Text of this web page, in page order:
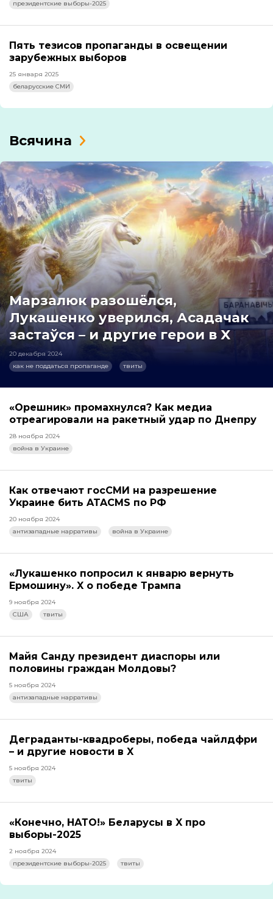
президентские выборы-2025
Пять тезисов пропаганды в освещении
зарубежных выборов
25 января 2025
беларусские СМИ
Всячина
Марзалюк разошёлся,
Лукашенко уверился, Асадачак
застаўся – и другие герои в X
20 декабря 2024
как не поддаться пропаганде
твиты
«Орешник» промахнулся? Как медиа
отреагировали на ракетный удар по Днепру
28 ноября 2024
война в Украине
Как отвечают госСМИ на разрешение
Украине бить ATACMS по РФ
20 ноября 2024
антизападные нарративы
война в Украине
«Лукашенко попросил к январю вернуть
Ермошину». X о победе Трампа
9 ноября 2024
США
твиты
Майя Санду президент диаспоры или
половины граждан Молдовы?
5 ноября 2024
антизападные нарративы
Деграданты-квадроберы, победа чайлдфри
– и другие новости в X
5 ноября 2024
твиты
«Конечно, НАТО!» Беларусы в X про
выборы-2025
2 ноября 2024
президентские выборы-2025
твиты